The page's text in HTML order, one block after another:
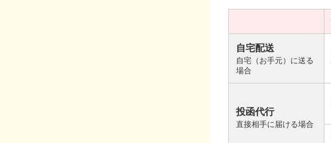
自宅配送
自宅（お手元）に送る
場合
投函代行
直接相手に届ける場合